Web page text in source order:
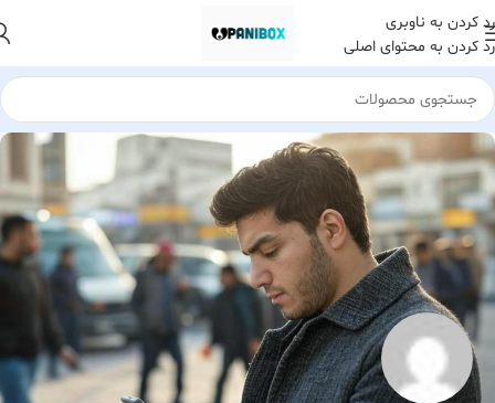
رد کردن به ناوبری
رد کردن به محتوای اصلی